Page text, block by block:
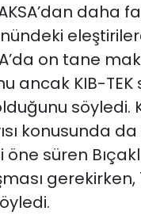
daha
on tane
ancak KIB-
söyledi.
konusunda
süren
gerekirken,